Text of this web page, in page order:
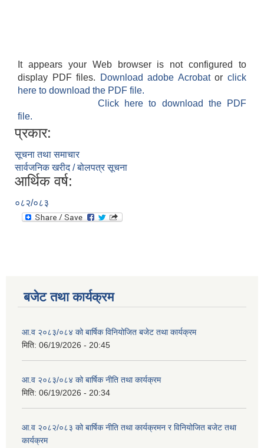
It appears your Web browser is not configured to
display PDF files.
Download adobe Acrobatorclick
here to download the PDF file.
Click here to download the PDF
file.
प्रकार:
सूचना तथा समाचार
सार्वजनिक खरीद / बोलपत्र सूचना
आर्थिक वर्ष:
०८२/०८३
बजेट तथा कार्यक्रम
आ.व २०८३/०८४ को बार्षिक विनियोजित बजेट तथा कार्यक्रम
मिति: 06/19/2026 - 20:45
आ.व २०८३/०८४ को बार्षिक नीति तथा कार्यक्रम
मिति: 06/19/2026 - 20:34
आ.व २०८२/०८३ को बार्षिक नीति तथा कार्यक्रमन र विनियोजित बजेट तथा
कार्यक्रम